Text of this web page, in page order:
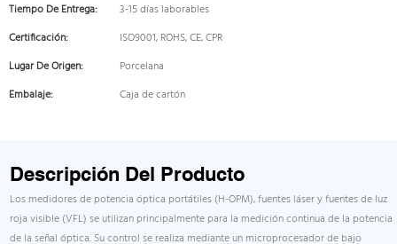
Tiempo De Entrega:
3-15 días laborables
Certificación:
ISO9001, ROHS, CE, CPR
Lugar De Origen:
Porcelana
Embalaje:
Caja de cartón
Descripción Del Producto
Los medidores de potencia óptica portátiles (H-OPM), fuentes láser y fuentes de luz
roja visible (VFL) se utilizan principalmente para la medición continua de la potencia
de la señal óptica. Su control se realiza mediante un microprocesador de bajo